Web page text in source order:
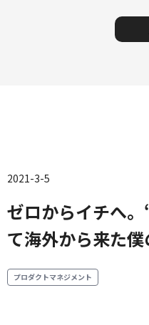
ネス コーポレート
財務・経理
法務
2021-3-5
ゼロからイチへ
て海外から来た
プロダクトマネジメント